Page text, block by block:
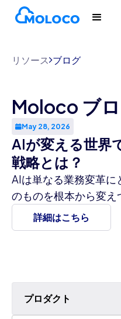
リソース ブログ
Moloco ブ
May 28, 2026
AIが変える世界
戦略とは？
AIは単なる業務変革に
のものを根本から変え
詳細はこちら
プロダクト